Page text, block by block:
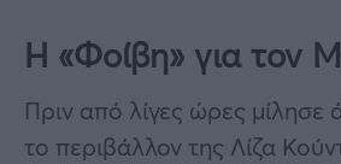
Η «Φοίβη» για τον
Πριν από λίγες ώρες
το περιβάλλον της Λίζα